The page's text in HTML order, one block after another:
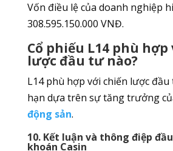
Vốn điều lệ của doanh nghiệp
308.595.150.000 VNĐ.
Cổ phiếu L14 phù
lược đầu tư nào?
L14 phù hợp với chiến lược
hạn dựa trên sự tăng trưởng
động sản.
10. Kết luận và thông điệp
khoán Casin